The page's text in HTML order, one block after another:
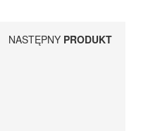
NASTĘPNY PRODUKT